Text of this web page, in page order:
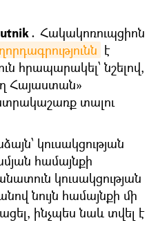
Հակակոռուպցիոն
է
հրապարակել՝ նշելով,
Հայաստան»
տալու
կուսակցության
համայնքի
կուսակցության
նույն համայնքի մի
ինչպես նաև տվել է